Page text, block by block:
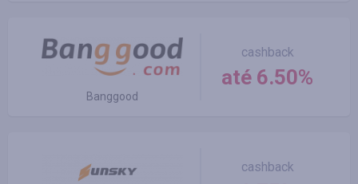
Banggood
cashback
até 6.50%
cashback